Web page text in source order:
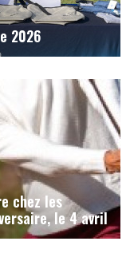
2026
chez les
le 4 avril